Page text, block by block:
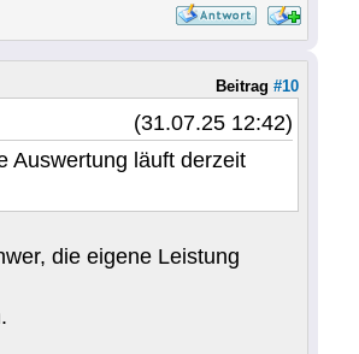
Beitrag #10
(31.07.25 12:42)
Auswertung läuft derzeit
die eigene Leistung